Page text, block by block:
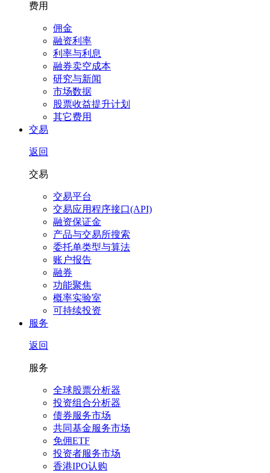
费用
佣金
融资利率
利率与利息
融券卖空成本
研究与新闻
市场数据
股票收益提升计划
其它费用
交易
返回
交易
交易平台
交易应用程序接口(API)
融资保证金
产品与交易所搜索
委托单类型与算法
账户报告
融券
功能聚焦
概率实验室
可持续投资
服务
返回
服务
全球股票分析器
投资组合分析器
债券服务市场
共同基金服务市场
免佣ETF
投资者服务市场
香港IPO认购